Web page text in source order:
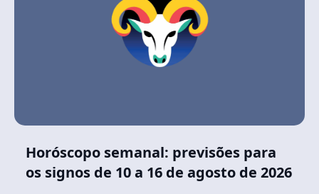
Horóscopo semanal: previsões para
os signos de 10 a 16 de agosto de 2026